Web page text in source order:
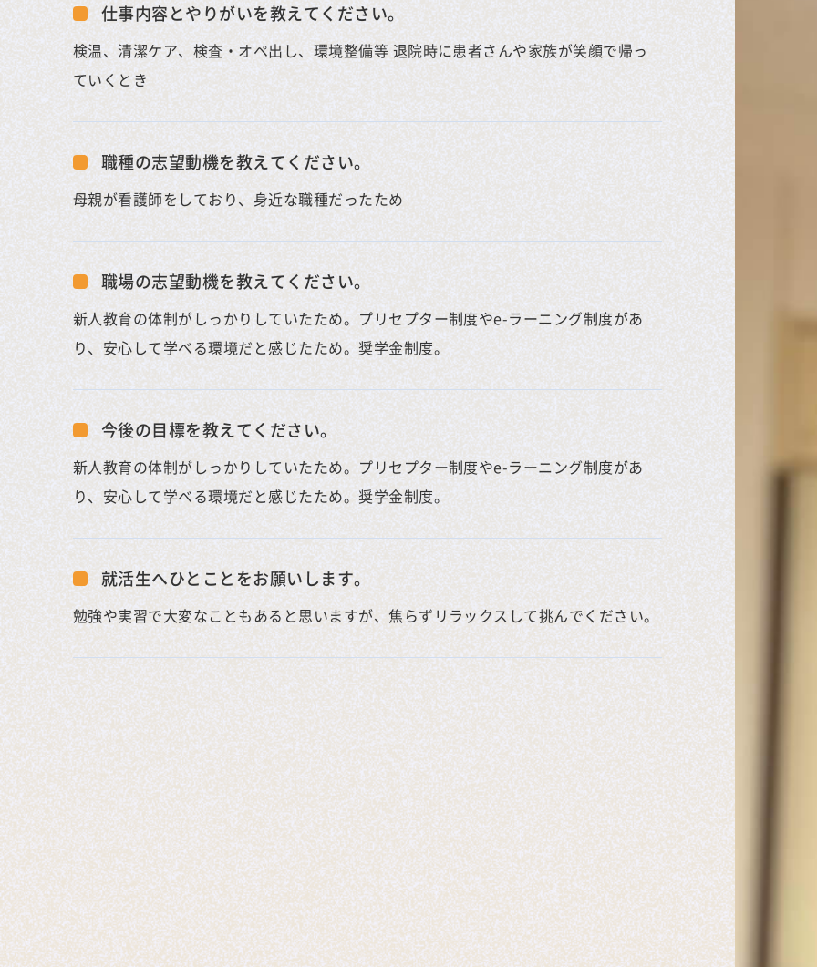
仕事内容とやりがいを教えてください。
検温、清潔ケア、検査・オペ出し、環境整備等 退院時に患者さんや家族が笑顔で帰っ
ていくとき
職種の志望動機を教えてください。
母親が看護師をしており、身近な職種だったため
職場の志望動機を教えてください。
新人教育の体制がしっかりしていたため。プリセプター制度やe-ラーニング制度があ
り、安心して学べる環境だと感じたため。奨学金制度。
今後の目標を教えてください。
新人教育の体制がしっかりしていたため。プリセプター制度やe-ラーニング制度があ
り、安心して学べる環境だと感じたため。奨学金制度。
就活生へひとことをお願いします。
勉強や実習で大変なこともあると思いますが、焦らずリラックスして挑んでください。